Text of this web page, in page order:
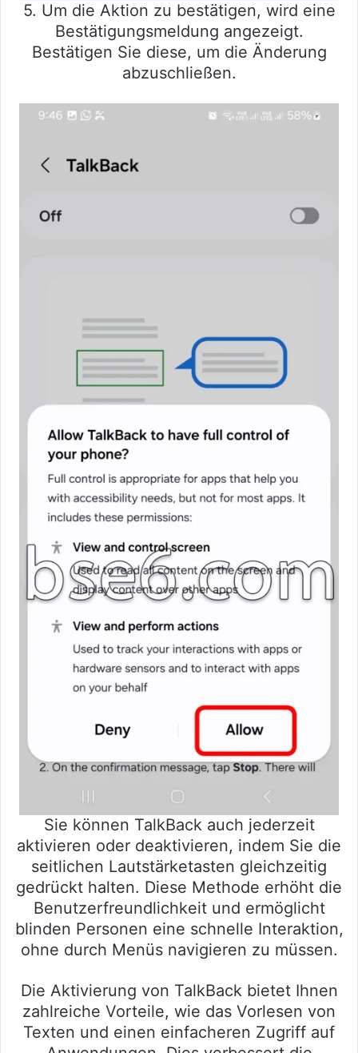
5. Um die Aktion zu bestätigen, wird eine
Bestätigungsmeldung angezeigt.
Bestätigen Sie diese, um die Änderung
abzuschließen.
Sie können TalkBack auch jederzeit
aktivieren oder deaktivieren, indem Sie die
seitlichen Lautstärketasten gleichzeitig
gedrückt halten. Diese Methode erhöht die
Benutzerfreundlichkeit und ermöglicht
blinden Personen eine schnelle Interaktion,
ohne durch Menüs navigieren zu müssen.
Die Aktivierung von TalkBack bietet Ihnen
zahlreiche Vorteile, wie das Vorlesen von
Texten und einen einfacheren Zugriff auf